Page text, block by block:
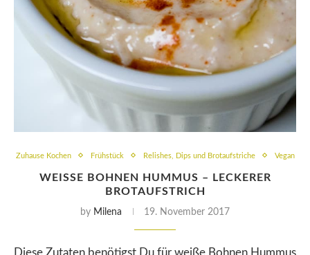
Zuhause Kochen Frühstück Relishes, Dips und Brotaufstriche Vegan
WEISSE BOHNEN HUMMUS – LECKERER B
ROTAUFSTRICH
by Milena 19. November 2017
Diese Zutaten benötigst Du für weiße Bohnen Hummus